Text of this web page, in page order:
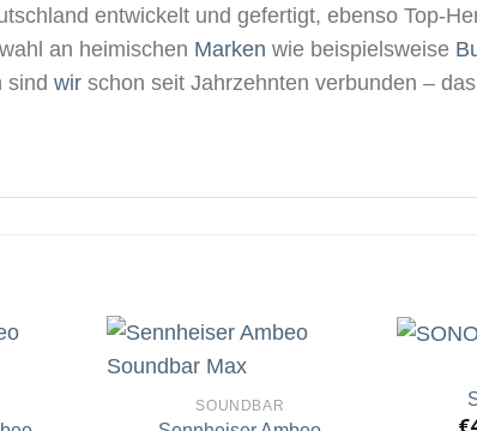
entwickelt und gefertigt, ebenso Top-
an heimischen Marken wie beispielsweise
sind wir schon seit Jahrzehnten verbunden –
SOUNDBAR
€